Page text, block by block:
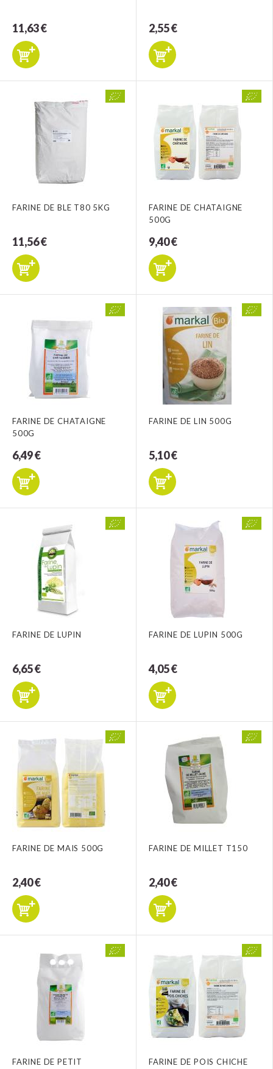
11,63 € 2,55 €
FARINE DE BLE T80 5KG
11,56 €
FARINE DE CHATAIGNE
500G
9,40 €
FARINE DE CHATAIGNE
500G
6,49 €
FARINE DE LIN 500G
5,10 €
FARINE DE LUPIN
6,65 €
FARINE DE LUPIN 500G
4,05 €
FARINE DE MAIS 500G
2,40 €
FARINE DE MILLET T150
2,40 €
FARINE DE PETIT FARINE DE POIS CHICHE